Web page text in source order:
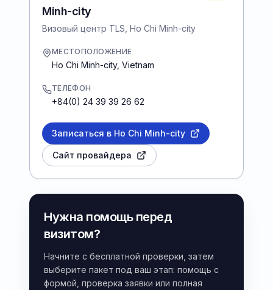
Minh-city
Визовый центр TLS, Ho Chi Minh-city
МЕСТОПОЛОЖЕНИЕ
Ho Chi Minh-city, Vietnam
ТЕЛЕФОН
+84(0) 24 39 39 26 62
Записаться в Ho Chi Minh-city
Сайт провайдера
Нужна помощь перед
визитом?
Начните с бесплатной проверки, затем
выберите пакет под ваш этап: помощь с
формой, проверка заявки или полная